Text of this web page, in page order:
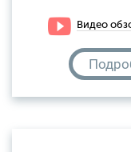
Видео